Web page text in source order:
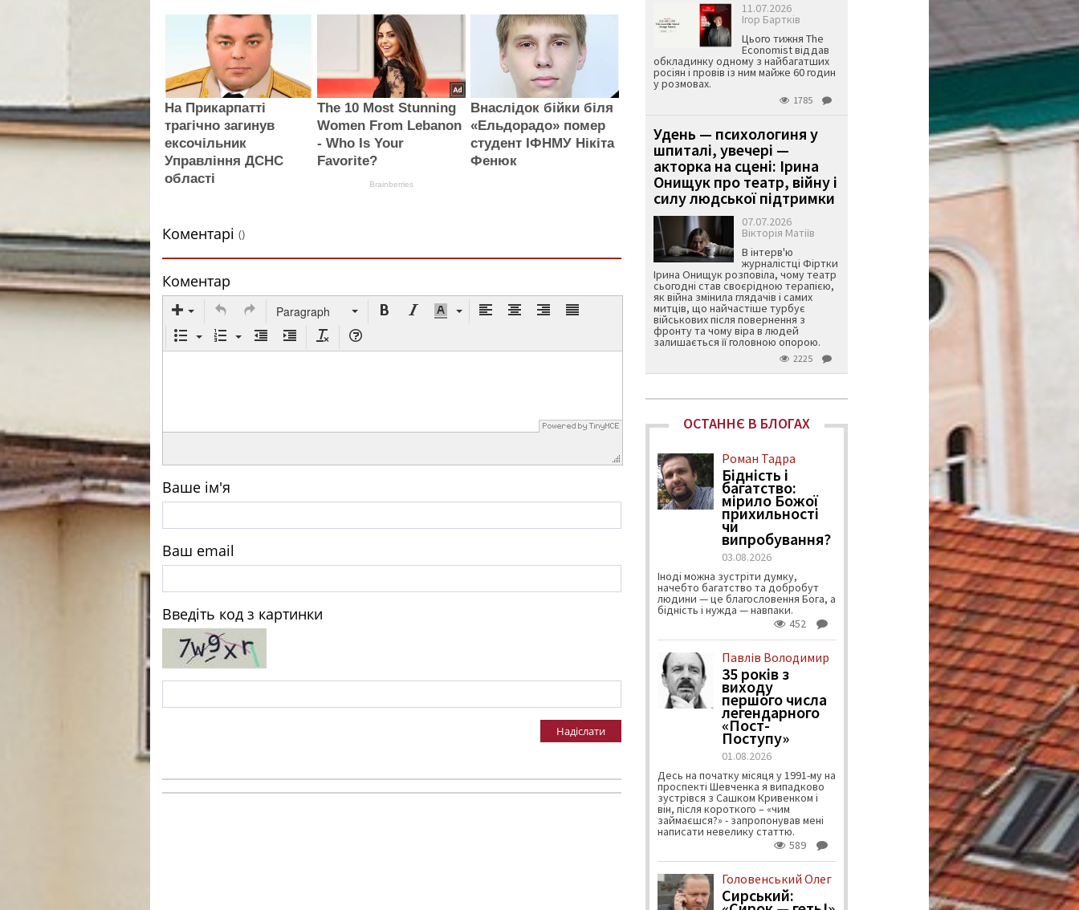
На Прикарпатті
трагічно загинув
ексочільник
Управління ДСНС
області
The 10 Most Stunning
Women From Lebanon
- Who Is Your
Favorite?
Brainberries
Внаслідок бійки біля
«Ельдорадо» помер
студент ІФНМУ Нікіта
Фенюк
Коментарі ()
Коментар
Paragraph
Ваше ім'я
Ваш email
Введіть код з картинки
Надіслати
11.07.2026
Ігор Бартків
Цього тижня The
Economist віддав
обкладинку одному з найбагатших
росіян і провів із ним майже 60 годин
у розмовах.
1785
Удень — психологиня у
шпиталі, увечері —
акторка на сцені: Ірина
Онищук про театр, війну і
силу людської підтримки
07.07.2026
Вікторія Матіїв
В інтерв'ю
журналістці Фіртки
Ірина Онищук розповіла, чому театр
сьогодні став своєрідною терапією,
як війна змінила глядачів і самих
митців, що найчастіше турбує
військових після повернення з
фронту та чому віра в людей
залишається її головною опорою.
2225
ОСТАННЄ В БЛОГАХ
Роман Тадра
Бідність і
багатство:
мірило Божої
прихильності
чи
випробування?
03.08.2026
Іноді можна зустріти думку,
начебто багатство та добробут
людини — це благословення Бога, а
бідність і нужда — навпаки.
452
Павлів Володимир
35 років з
виходу
першого числа
легендарного
«Пост-
Поступу»
01.08.2026
Десь на початку місяця у 1991-му на
проспекті Шевченка я випадково
зустрівся з Сашком Кривенком і
він, після короткого – «чим
займаєшся?» - запропонував мені
написати невелику статтю.
589
Головенський Олег
Сирський: